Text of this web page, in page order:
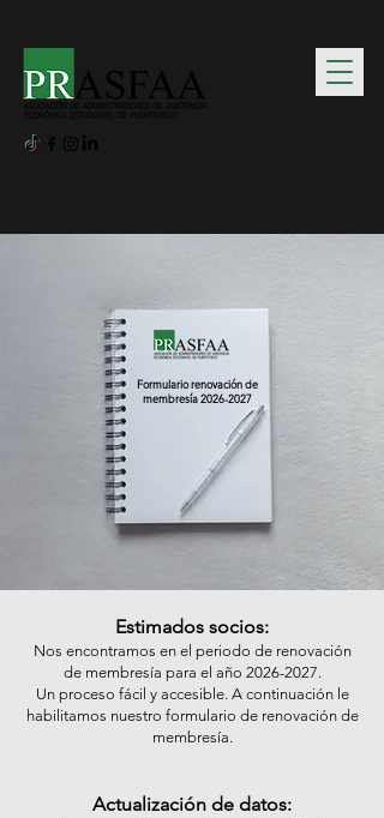
Formulario renovación de
membresía2026-2027
Estimados socios:
Nos encontramos en el periodo de renovación
de membresía para el año 2026-2027.
Un proceso fácil y accesible. A continuación le
habilitamos nuestro formulario de renovación de
membresía.
Actualización de datos: